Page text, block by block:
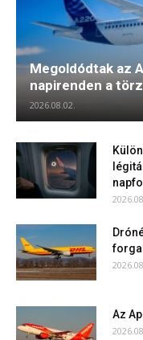
Megoldódtak az
napirenden a
2026.08.02.
Az